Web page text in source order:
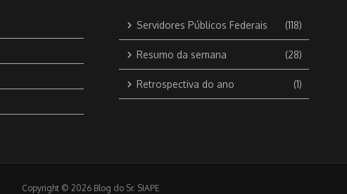
Servidores Públicos Federais (118)
Resumo da semana (28)
Retrospectiva do ano (1)
Copyright © 2026 Blog do Sr. SIAPE